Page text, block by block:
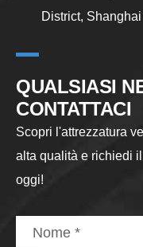
District, Shanghai
QUALSIASI
CONTATTACI
Scopri l'attrezzatura
alta qualità e richiedi
oggi!